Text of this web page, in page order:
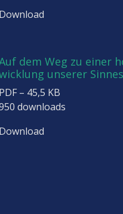
Download
dem Weg zu einer
unserer
PDF – 45,5 KB
downloads
Download